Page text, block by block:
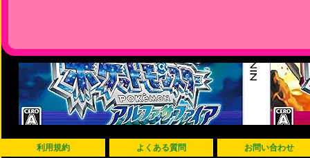
利用規約 よくある質問 お問い合わせ